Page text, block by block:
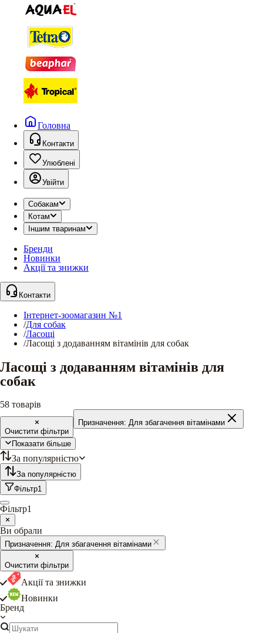
Головна
Контакти
Улюблені
Увійти
Собакам
Котам
Іншим тваринам
Бренди
Новинки
Акції та знижки
Контакти
Інтернет-зоомагазин №1
/Для собак
/Ласощі
/Ласощі з додаванням вітамінів для собак
Ласощі з додаванням вітамінів для
собак
58 товарів
Очистити фільтри
Призначення: Для збагачення вітамінами
Показати більше
За популярністю
За популярністю
Фільтр1
Фільтр1
Ви обрали
Призначення: Для збагачення вітамінами
Очистити фільтри
Акції та знижки
Новинки
Бренд